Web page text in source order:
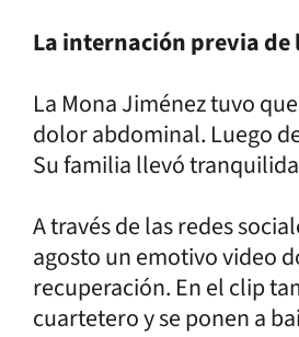
La internación previa de
La Mona Jiménez tuvo
dolor abdominal. Luego
Su familia llevó
A través de las redes
agosto un emotivo video
recuperación. En el clip
cuartetero y se ponen a